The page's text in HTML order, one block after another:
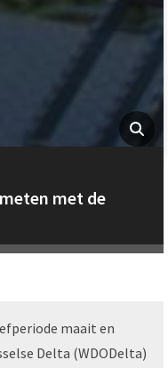
met de
maait en
Delta (WDODelta)